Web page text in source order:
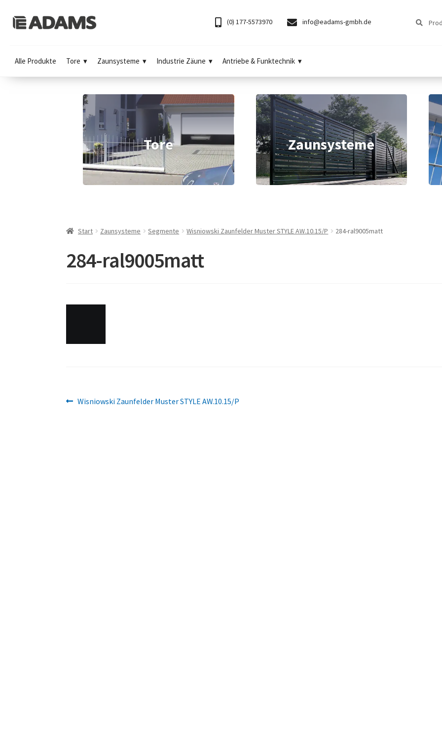
(0) 177-5573970 info@eadams-gmbh.de
nach:
Alle Produkte Tore Zaunsysteme Industrie Zäune Antriebe & Funktechnik
Tore Zaunsysteme
Start Zaunsysteme Segmente Wisniowski Zaunfelder Muster STYLE AW.10.15/P 284-ral9005matt
284-ral9005matt
Beitragsnavigation
Vorheriger
Wisniowski Zaunfelder Muster STYLE AW.10.15/P